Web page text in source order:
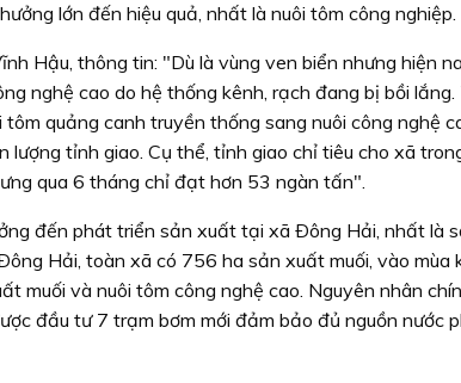
lớn đến hiệu quả, nhất là nuôi tôm công nghiệp.
Hậu, thông tin: "Dù là vùng ven biển nhưng hiện
nghệ cao do hệ thống kênh, rạch đang bị bồi
quảng canh truyền thống sang nuôi công nghệ
lượng tỉnh giao. Cụ thể, tỉnh giao chỉ tiêu cho xã
qua 6 tháng chỉ đạt hơn 53 ngàn tấn".
đến phát triển sản xuất tại xã Ðông Hải, nhất là
Hải, toàn xã có 756 ha sản xuất muối, vào mùa
muối và nuôi tôm công nghệ cao. Nguyên nhân
đầu tư 7 trạm bơm mới đảm bảo đủ nguồn nước